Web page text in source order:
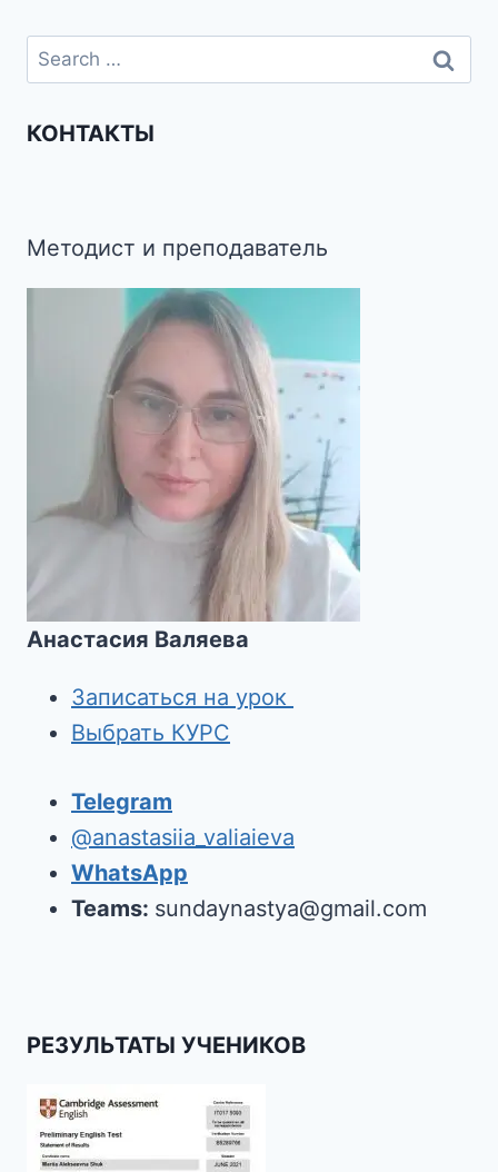
КОНТАКТЫ
Методист и преподаватель
Анастасия Валяева
Записаться на урок
Выбрать КУРС
Telegram
@anastasiia_valiaieva
WhatsApp
Teams: sundaynastya@gmail.com
РЕЗУЛЬТАТЫ УЧЕНИКОВ